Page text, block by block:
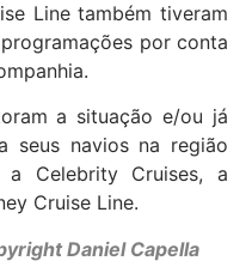
Line também tiveram
por conta
a situação e/ou já
seus navios na região
a Celebrity Cruises, a
Cruise Line.
Daniel Capella